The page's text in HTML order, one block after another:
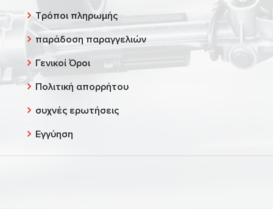
Τρόποι πληρωμής
παράδοση παραγγελιών
Γενικοί Όροι
Πολιτική απορρήτου
συχνές ερωτήσεις
Εγγύηση